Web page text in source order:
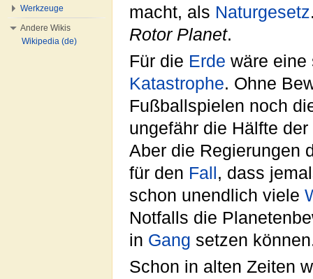
macht, als Naturgesetz
Rotor Planet.
Für die Erde wäre eine
Katastrophe. Ohne
Fußballspielen noch
ungefähr die Hälfte der
Aber die Regierungen
für den Fall , dass
schon unendlich viele
Notfalls die
in Gang setzen
Schon in alten Zeiten
Werkzeuge
Andere Wikis
Wikipedia (de)